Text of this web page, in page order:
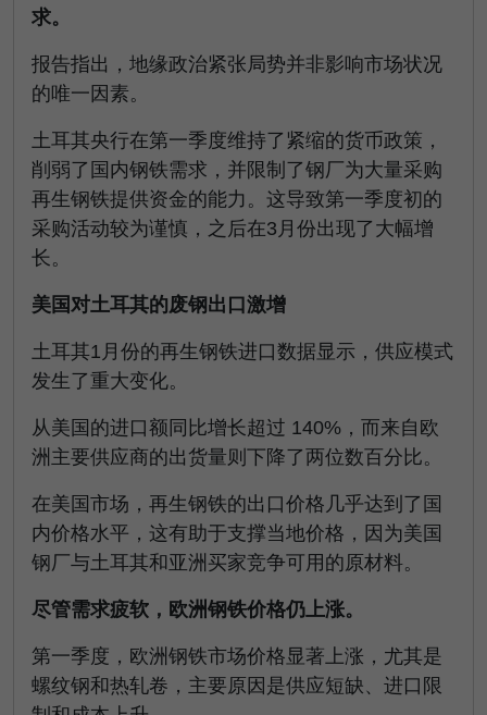
求。
报告指出，地缘政治紧张局势并非影响市场状况
的唯一因素。
土耳其央行在第一季度维持了紧缩的货币政策，
削弱了国内钢铁需求，并限制了钢厂为大量采购
再生钢铁提供资金的能力。这导致第一季度初的
采购活动较为谨慎，之后在3月份出现了大幅增
长。
美国对土耳其的废钢出口激增
土耳其1月份的再生钢铁进口数据显示，供应模式
发生了重大变化。
从美国的进口额同比增长超过 140%，而来自欧
洲主要供应商的出货量则下降了两位数百分比。
在美国市场，再生钢铁的出口价格几乎达到了国
内价格水平，这有助于支撑当地价格，因为美国
钢厂与土耳其和亚洲买家竞争可用的原材料。
尽管需求疲软，欧洲钢铁价格仍上涨。
第一季度，欧洲钢铁市场价格显著上涨，尤其是
螺纹钢和热轧卷，主要原因是供应短缺、进口限